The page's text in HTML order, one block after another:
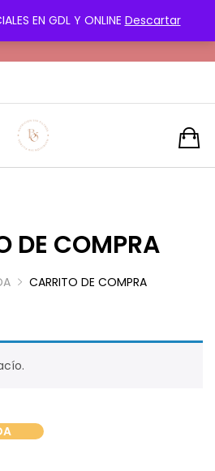
amor y paciencia! Próximo reto
DE COMPRA
CARRITO DE COMPRA
EN GDL Y ONLINE Descartar